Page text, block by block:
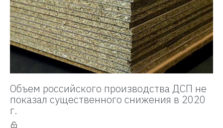
Объем российского производства ДСП не
показал существенного снижения в 2020
г.